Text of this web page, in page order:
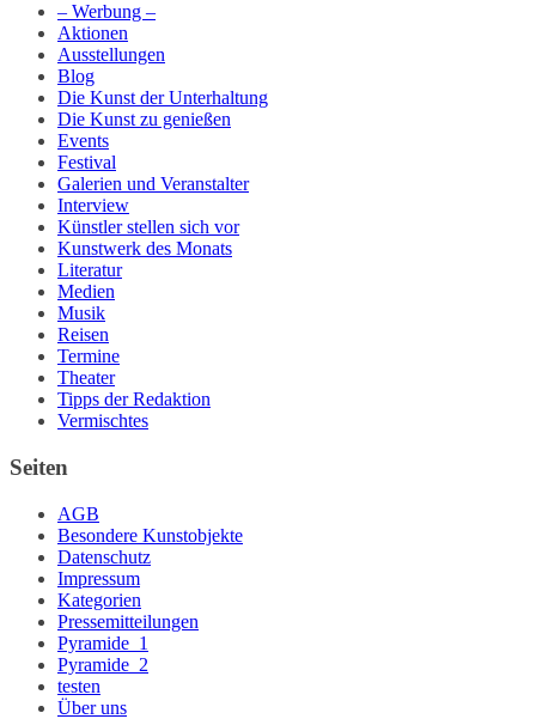
– Werbung –
Aktionen
Ausstellungen
Blog
Die Kunst der Unterhaltung
Die Kunst zu genießen
Events
Festival
Galerien und Veranstalter
Interview
Künstler stellen sich vor
Kunstwerk des Monats
Literatur
Medien
Musik
Reisen
Termine
Theater
Tipps der Redaktion
Vermischtes
Seiten
AGB
Besondere Kunstobjekte
Datenschutz
Impressum
Kategorien
Pressemitteilungen
Pyramide_1
Pyramide_2
testen
Über uns